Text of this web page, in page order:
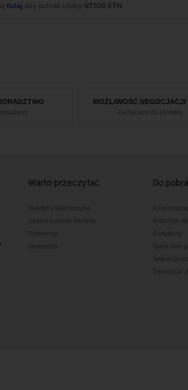
tutaj aby pobrać ulotkę NT538 ETH
MOŻLIWOŚĆ NEGOCJACJI
Zachęcamy do kontaktu
Warto przeczytać
Biuletyny Informacyjne
Ogólne warunki dostawy
Referencje
Gwarancja
Do
Karty
Instrukcje
Certyfikaty
Quick start
Instrukcja
Deklaracja